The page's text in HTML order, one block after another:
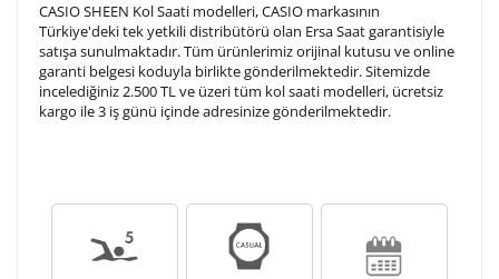
1. Satır
10/ 10
2. Satır
10/ 10
Lütfen font seçiniz
CASIO SHEEN Kol Saati modelleri, CASIO markasının
Türkiye'deki tek yetkili distribütörü olan Ersa Saat garantisiyle
satışa sunulmaktadır. Tüm ürünlerimiz orijinal kutusu ve online
garanti belgesi koduyla birlikte gönderilmektedir. Sitemizde
incelediğiniz 2.500 TL ve üzeri tüm kol saati modelleri, ücretsiz
kargo ile 3 iş günü içinde adresinize gönderilmektedir.